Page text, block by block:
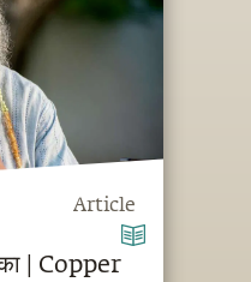
Article
| Copper